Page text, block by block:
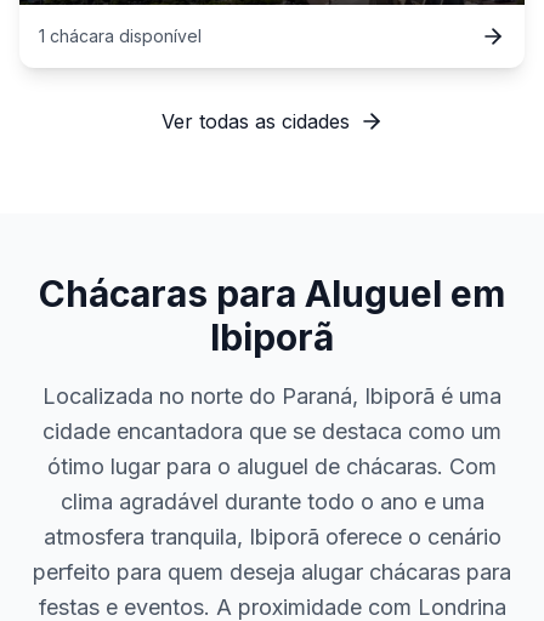
1 chácara disponível
Ver todas as cidades
Chácaras para Aluguel em
Ibiporã
Localizada no norte do Paraná, Ibiporã é uma
cidade encantadora que se destaca como um
ótimo lugar para o aluguel de chácaras. Com
clima agradável durante todo o ano e uma
atmosfera tranquila, Ibiporã oferece o cenário
perfeito para quem deseja alugar chácaras para
festas e eventos. A proximidade com Londrina